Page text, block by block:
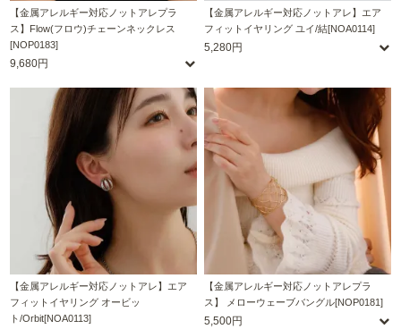
【金属アレルギー対応ノットアレプラ
ス】Flow(フロウ)チェーンネックレス
[NOP0183]
9,680円
【金属アレルギー対応ノットアレ】エア
フィットイヤリング ユイ/結[NOA0114]
5,280円
【金属アレルギー対応ノットアレ】エア
フィットイヤリング オービッ
ト/Orbit[NOA0113]
【金属アレルギー対応ノットアレプラ
ス】 メローウェーブバングル[NOP0181]
5,500円